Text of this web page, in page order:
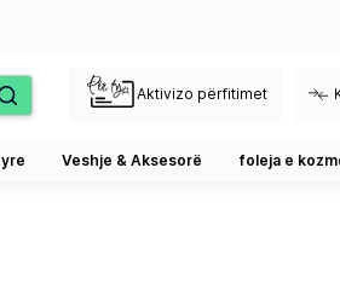
Aktivizo përfitimet
Veshje & Aksesorë foleja e